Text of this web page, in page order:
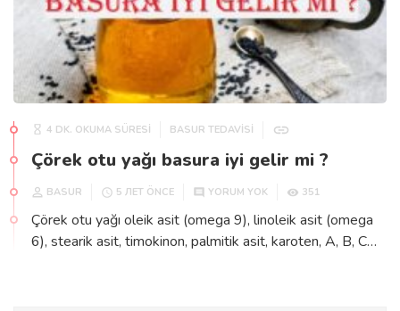
4 DK. OKUMA SÜRESİ BASUR TEDAVISI
Çörek otu yağı basura iyi gelir mi ?
BASUR 5 ЛЕТ ÖNCE YORUM YOK 351
Çörek otu yağı oleik asit (omega 9), linoleik asit (omega
6), stearik asit, timokinon, palmitik asit, karoten, A, B, C…